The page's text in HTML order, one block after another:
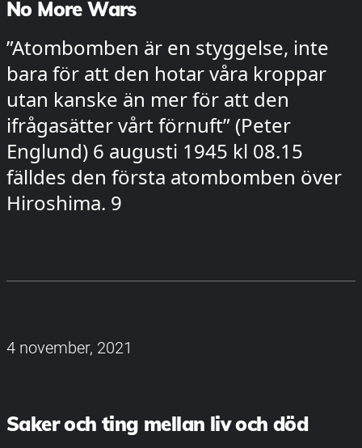
No More Wars
”Atombomben är en styggelse, inte
bara för att den hotar våra kroppar
utan kanske än mer för att den
ifrågasätter vårt förnuft” (Peter
Englund) 6 augusti 1945 kl 08.15
fälldes den första atombomben över
Hiroshima. 9
4 november, 2021
Saker och ting mellan liv och död